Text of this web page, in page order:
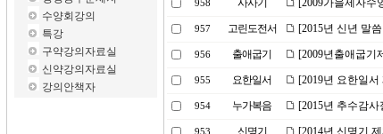
수양회강의
특강
구약강의자료실
신약강의자료실
강의안책자
958 사사기 [2009가을제자수
957 고린도전서 [2015년 신년 말
956 출애굽기 [2009년출애굽기
955 요한일서 [2019년 요한일
954 누가복음 [2015년 추수감
953 신명기 [2014년 신명기